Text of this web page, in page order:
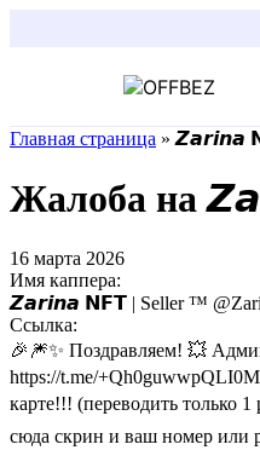
Главная страница »𝙕𝙖𝙧𝙞𝙣𝙖
Жалоба на
16 марта 2026
Имя каппера:
𝙕𝙖𝙧𝙞𝙣𝙖 𝗡𝗙𝗧 | Seller ™
Ссылка:
🎉🎆✨ Поздравляем! 💥
https://t.me/
карте!!! (переводить только
сюда скрин и ваш номер или